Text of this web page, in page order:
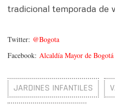
tradicional temporada de
Twitter: @Bogota
Facebook: Alcaldía Mayor de Bogotá
JARDINES INFANTILES